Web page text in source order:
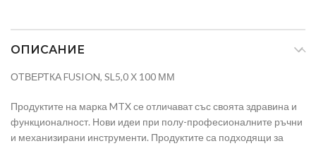
ОПИСАНИЕ
ОТВЕРТКА FUSION, SL5,0 Х 100 ММ
Продуктите на марка MTX се отличават със своята здравина и
функционалност. Нови идеи при полу-професионалните ръчни
и механизирани инструменти. Продуктите са подходящи за